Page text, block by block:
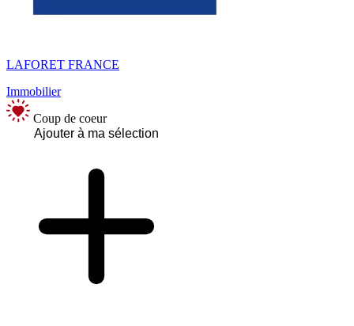
LAFORET FRANCE
Immobilier
Coup de coeur
Ajouter à ma sélection